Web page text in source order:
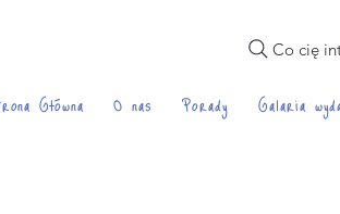
Co cię
Główna O nas Porady Galaria